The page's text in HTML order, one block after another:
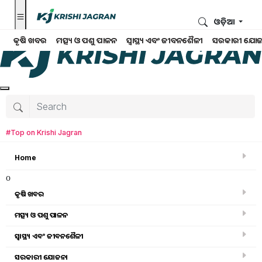
କୃଷି ଖବର ମତ୍ସ୍ୟ ଓ ପଶୁ ପାଳନ ସ୍ୱାସ୍ଥ୍ୟ ଏବଂ ଜୀବନଶୈଳୀ ସରକାରୀ
ଓଡ଼ିଆ
#Top on Krishi Jagran
Home
o
କୃଷି ଖବର
ମତ୍ସ୍ୟ ଓ ପଶୁ ପାଳନ
ସ୍ୱାସ୍ଥ୍ୟ ଏବଂ ଜୀବନଶୈଳୀ
ସରକାରୀ ଯୋଜନା
କୃଷି ଖବର